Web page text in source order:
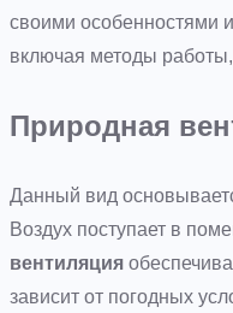
своими особенностями
включая методы
Природная
Данный вид
Воздух поступает в
вентиляция
зависит от погодных